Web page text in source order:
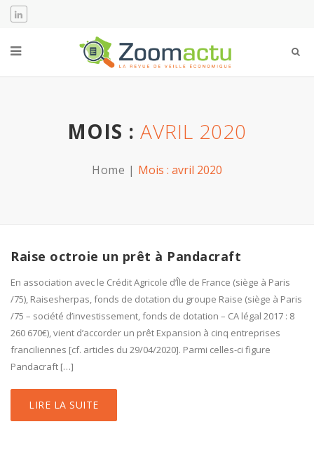
MOIS : AVRIL 2020
Home Mois : avril 2020
Raise octroie un prêt à Pandacraft
En association avec le Crédit Agricole d’Île de France (siège à Paris
/75), Raisesherpas, fonds de dotation du groupe Raise (siège à Paris
/75 – société d’investissement, fonds de dotation – CA légal 2017 : 8
260 670€), vient d’accorder un prêt Expansion à cinq entreprises
franciliennes [cf. articles du 29/04/2020]. Parmi celles-ci figure
Pandacraft […]
LIRE LA SUITE